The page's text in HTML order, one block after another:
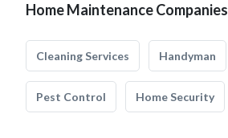
Home Maintenance Companies
Cleaning Services Handyman
Pest Control Home Security